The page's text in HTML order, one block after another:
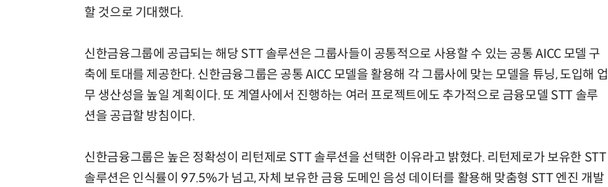
할 것으로 기대했다.
신한금융그룹에 공급되는 해당 STT 솔루션은 그룹사들이 공통적으로 사용할 수 있는 공통 AICC 모델 구
축에 토대를 제공한다. 신한금융그룹은 공통 AICC 모델을 활용해 각 그룹사에 맞는 모델을 튜닝, 도입해 업
무 생산성을 높일 계획이다. 또 계열사에서 진행하는 여러 프로젝트에도 추가적으로 금융모델 STT 솔루
션을 공급할 방침이다.
신한금융그룹은 높은 정확성이 리턴제로 STT 솔루션을 선택한 이유라고 밝혔다. 리턴제로가 보유한 STT
솔루션은 인식률이 97.5%가 넘고, 자체 보유한 금융 도메인 음성 데이터를 활용해 맞춤형 STT 엔진 개발